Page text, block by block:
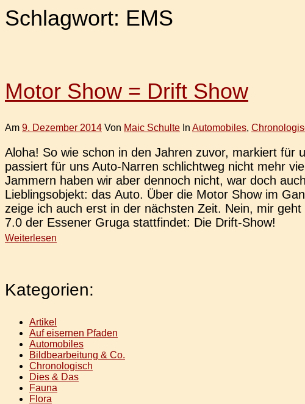
Schlagwort: EMS
Motor Show = Drift Show
Am 9. Dezember 2014 Von Maic Schulte In Automobiles,
Aloha! So wie schon in den Jahren zuvor, mar­kiert für
pas­siert für uns Auto-Narren schlicht­weg nicht mehr
Jam­mern haben wir aber den­noch nicht, war doch
Lieb­lings­ob­jekt: das Auto. Über die Motor Show im
zeige ich auch erst in der nächs­ten Zeit. Nein, mir
7.0 der Esse­ner Gruga statt­fin­det: Die Drift-Show!
Weiterlesen
Kategorien:
Artikel
Auf eisernen Pfaden
Automobiles
Bildbearbeitung & Co.
Chronologisch
Dies & Das
Fauna
Flora